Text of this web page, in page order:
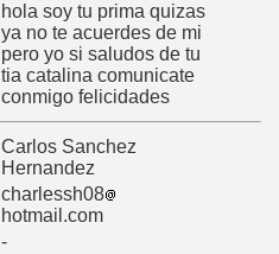
hola soy tu prima quizas
ya no te acuerdes de mi
pero yo si saludos de tu
tia catalina comunicate
conmigo felicidades
Carlos Sanchez
Hernandez
charlessh08
hotmail.com
-